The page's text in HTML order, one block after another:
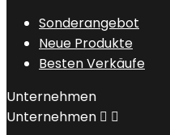
Sonderangebot
Neue Produkte
Besten Verkäufe
Unternehmen
Unternehmen  